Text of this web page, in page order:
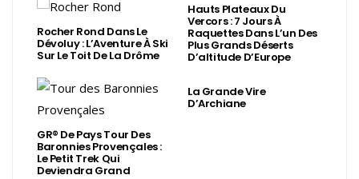
Rocher Rond Dans Le
Dévoluy : L’Aventure À Ski
Sur Le Toit De La Drôme
Hauts Plateaux Du
Vercors : 7 Jours À
Raquettes Dans L’un Des
Plus Grands Déserts
D’altitude D’Europe
GR® De Pays Tour Des
Baronnies Provençales :
Le Petit Trek Qui
Deviendra Grand
La Grande Vire
D’Archiane